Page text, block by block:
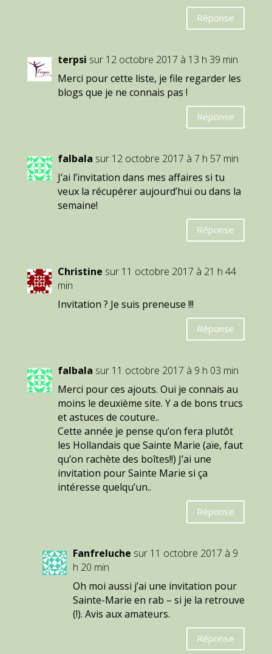
Réponse
terpsi sur 12 octobre 2017 à 13 h 39 min
Merci pour cette liste, je file regarder les
blogs que je ne connais pas !
Réponse
falbala sur 12 octobre 2017 à 7 h 57 min
J’ai l’invitation dans mes affaires si tu
veux la récupérer aujourd’hui ou dans la
semaine!
Réponse
Christine sur 11 octobre 2017 à 21 h 44
min
Invitation ? Je suis preneuse !!!
Réponse
falbala sur 11 octobre 2017 à 9 h 03 min
Merci pour ces ajouts. Oui je connais au
moins le deuxième site. Y a de bons trucs
et astuces de couture..
Cette année je pense qu’on fera plutôt
les Hollandais que Sainte Marie (aïe, faut
qu’on rachète des boîtes!!) J’ai une
invitation pour Sainte Marie si ça
intéresse quelqu’un..
Réponse
Fanfreluche sur 11 octobre 2017 à 9
h 20 min
Oh moi aussi j’ai une invitation pour
Sainte-Marie en rab – si je la retrouve
(!). Avis aux amateurs.
Réponse